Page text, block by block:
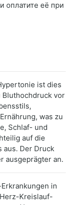
оплатите её при
ist dies
Bluthochdruck vor
was zu
Schlaf- und
auf die
aus. Der Druck
ausgeprägter an.
in
Kreislauf-